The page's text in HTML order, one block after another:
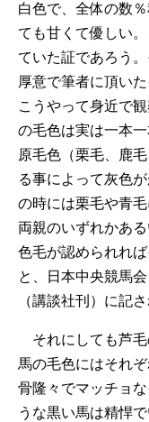
白色で、全体の数
ても甘くて優しい
ていた証であろう
厚意で筆者に頂い
こうやって身近で
の毛色は実は一本
原毛色（栗毛、鹿
る事によって灰色
の時には栗毛や青
両親のいずれかあ
色毛が認められれ
と、日本中央競馬
（講談社刊）に記さ
それにしても芦毛
馬の毛色にはそれ
骨隆々でマッチョ
うな黒い馬は精悍